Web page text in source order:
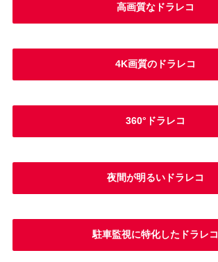
高画質なドラレコ
4K画質のドラレコ
360°ドラレコ
夜間が明るいドラレコ
駐車監視に特化したドラレコ